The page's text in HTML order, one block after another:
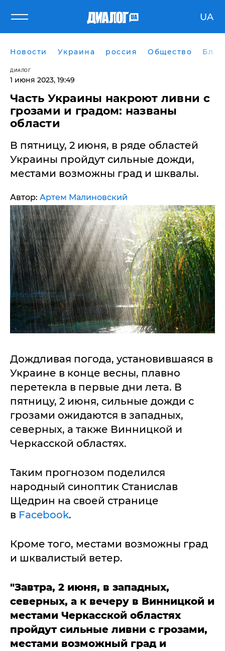
UA
Новости Украина россия Общество
ДИАЛОГ
1 июня 2023, 19:49
Часть Украины накроют ливни с
грозами и градом: названы
области
В пятницу, 2 июня, в ряде областей
Украины пройдут сильные дожди,
местами возможны град и шквалы.
Автор: Артем Малиновский
Дождливая погода, установившаяся в
Украине в конце весны, плавно
перетекла в первые дни лета. В
пятницу, 2 июня, сильные дожди с
грозами ожидаются в западных,
северных, а также Винницкой и
Черкасской областях.
Таким прогнозом поделился
народный синоптик Станислав
Щедрин на своей странице
в Facebook.
Кроме того, местами возможны град
и шквалистый ветер.
"Завтра, 2 июня, в западных,
северных, а к вечеру в Винницкой и
местами Черкасской областях
пройдут сильные ливни с грозами,
местами возможный град и